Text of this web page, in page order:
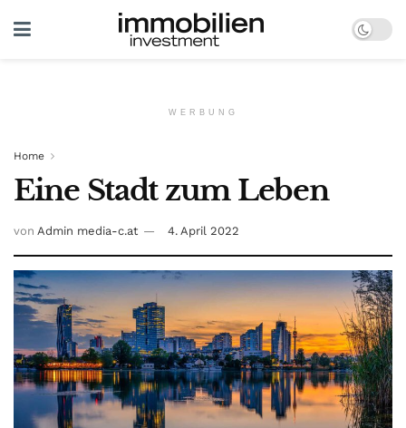
WERBUNG
Home
Eine Stadt zum Leben
von Admin media-c.at 4. April 2022